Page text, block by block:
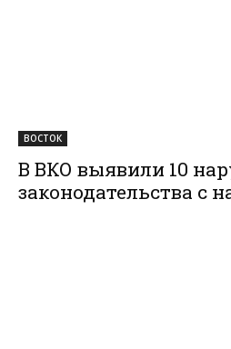
ВОСТОК
В ВКО выявили 10
законодательства с